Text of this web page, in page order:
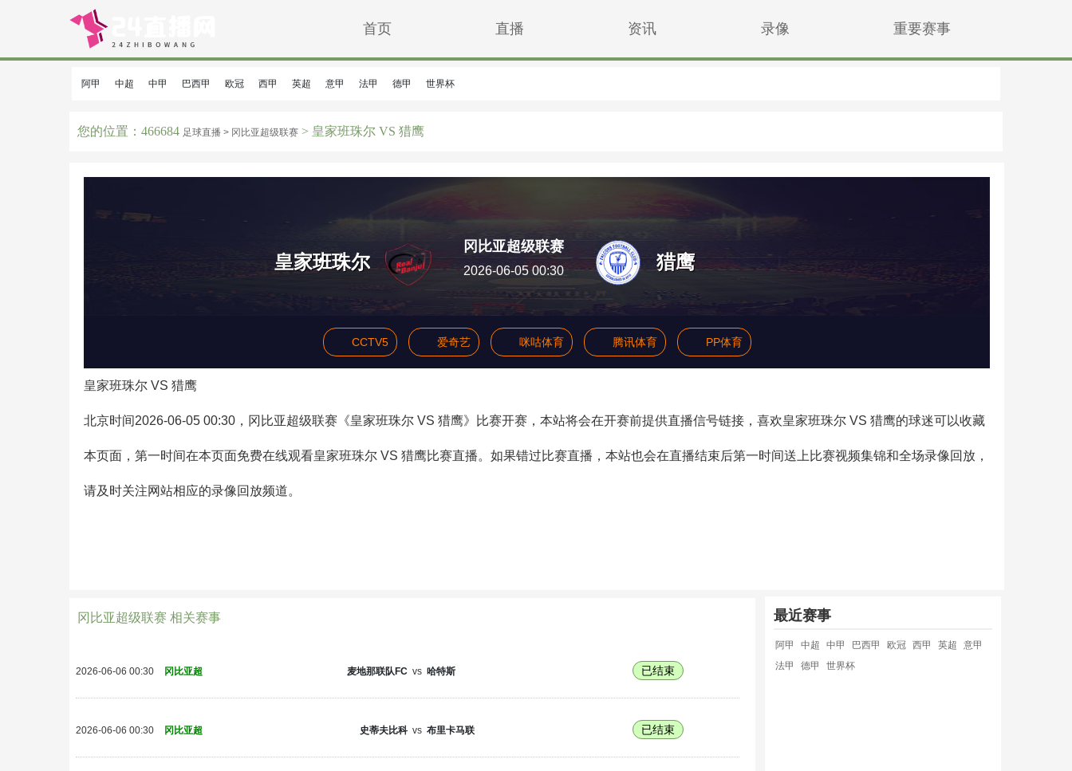
首页 直播 资讯 录像 重要赛事
阿甲 中超 中甲 巴西甲 欧冠 西甲 英超 意甲 法甲 德甲 世界杯
您的位置：466684 足球直播 > 冈比亚超级联赛 > 皇家班珠尔 VS 猎鹰
皇家班珠尔
冈比亚超级联赛
2026-06-05 00:30 猎鹰
CCTV5 爱奇艺 咪咕体育 腾讯体育 PP体育
皇家班珠尔 VS 猎鹰
北京时间2026-06-05 00:30，冈比亚超级联赛《皇家班珠尔 VS 猎鹰》比赛开赛，本站将会在开赛前提供直播信号链接，喜欢皇家班珠尔 VS 猎鹰的球迷可以收藏
本页面，第一时间在本页面免费在线观看皇家班珠尔 VS 猎鹰比赛直播。如果错过比赛直播，本站也会在直播结束后第一时间送上比赛视频集锦和全场录像回放，
请及时关注网站相应的录像回放频道。
冈比亚超级联赛 相关赛事
2026-06-06 00:30 冈比亚超 麦地那联队FC vs 哈特斯 已结束
2026-06-06 00:30 冈比亚超 史蒂夫比科 vs 布里卡马联 已结束
最近赛事
阿甲 中超 中甲 巴西甲 欧冠 西甲 英超
意甲
法甲
德甲 世界杯